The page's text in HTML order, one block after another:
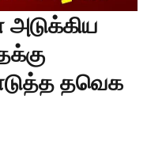
அடுக்கிய
தவெக